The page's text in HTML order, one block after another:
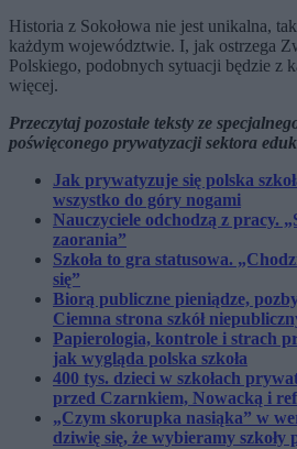
Historia z Sokołowa nie jest unikalna,
każdym województwie. I, jak ostrzega
Polskiego, podobnych sytuacji będzie z
więcej.
Przeczytaj pozostałe teksty ze
poświęconego prywatyzacji sektora
Jak prywatyzuje się polska
wszystko do góry nogami
Nauczyciele odchodzą z pracy.
zaorania”
Szkoła to gra statusowa.
się”
Biorą publiczne pieniądze,
Ciemna strona szkół
Papierologia, kontrole i strach
jak wygląda polska szkoła
400 tys. dzieci w szkołach
przed Czarnkiem, Nowacką i
„Czym skorupka nasiąka” w
dziwię się, że wybieramy szkoły